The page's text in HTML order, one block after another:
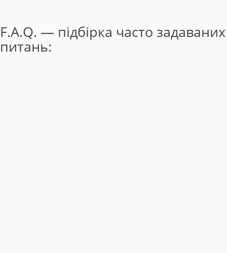
F.A.Q. — підбірка часто задаваних
питань: